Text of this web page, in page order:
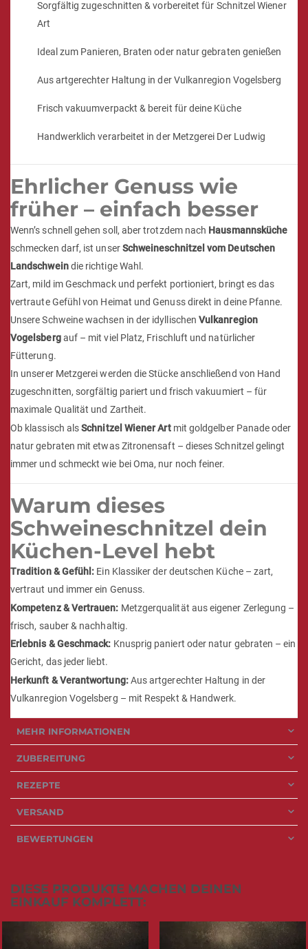
Sorgfältig zugeschnitten & vorbereitet für Schnitzel Wiener
Art
Ideal zum Panieren, Braten oder natur gebraten genießen
Aus artgerechter Haltung in der Vulkanregion Vogelsberg
Frisch vakuumverpackt & bereit für deine Küche
Handwerklich verarbeitet in der Metzgerei Der Ludwig
Ehrlicher Genuss wie
früher – einfach besser
Wenn’s schnell gehen soll, aber trotzdem nach Hausmannsküche
schmecken darf, ist unserSchweineschnitzel vom Deutschen
Landschweindie richtige Wahl.
Zart, mild im Geschmack und perfekt portioniert, bringt es das
vertraute Gefühl von Heimat und Genuss direkt in deine Pfanne.
Unsere Schweine wachsen in der idyllischenVulkanregion
Vogelsbergauf – mit viel Platz, Frischluft und natürlicher
Fütterung.
In unserer Metzgerei werden die Stücke anschließend von Hand
zugeschnitten, sorgfältig pariert und frisch vakuumiert – für
maximale Qualität und Zartheit.
Ob klassisch alsSchnitzel Wiener Artmit goldgelber Panade oder
natur gebraten mit etwas Zitronensaft – dieses Schnitzel gelingt
immer und schmeckt wie bei Oma, nur noch feiner.
Warum dieses
Schweineschnitzel dein
Küchen-Level hebt
Tradition & Gefühl: Ein Klassiker der deutschen Küche – zart,
vertraut und immer ein Genuss.
Kompetenz & Vertrauen: Metzgerqualität aus eigener Zerlegung –
frisch, sauber & nachhaltig.
Erlebnis & Geschmack: Knusprig paniert oder natur gebraten – ein
Gericht, das jeder liebt.
Herkunft & Verantwortung:Aus artgerechter Haltung in der
Vulkanregion Vogelsberg – mit Respekt & Handwerk.
MEHR INFORMATIONEN
ZUBEREITUNG
REZEPTE
VERSAND
BEWERTUNGEN
DIESE PRODUKTE MACHEN DEINEN
EINKAUF KOMPLETT: